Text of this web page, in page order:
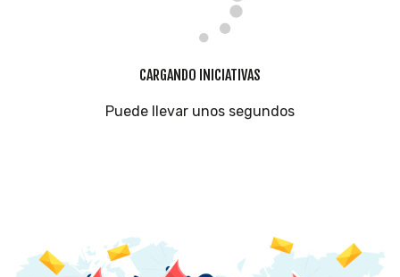
CARGANDO INICIATIVAS
Puede llevar unos segundos